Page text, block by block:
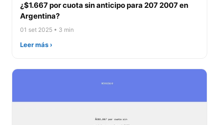
¿$1.667 por cuota sin anticipo para 207 2007 en
Argentina?
01 set 2025 • 3 min
Leer más ›